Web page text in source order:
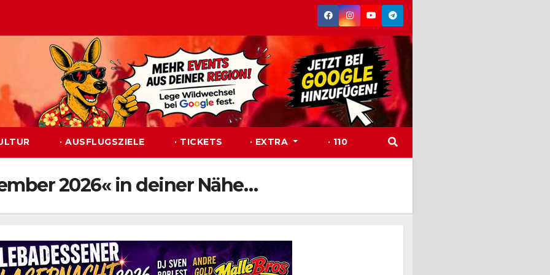
· AUSFLUGSZIELE · TICKETS · EXTRA · 110
2026« in deiner Nähe…